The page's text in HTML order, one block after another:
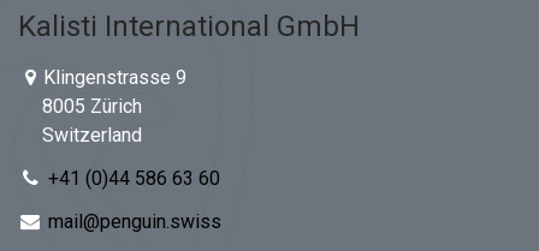
Kalisti International GmbH
Klingenstrasse 9
8005 Zürich
Switzerland
+41 (0)44 586 63 60
mail@penguin.swiss